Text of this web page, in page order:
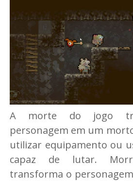
A morte do jogo
personagem em um
utilizar equipamento ou
capaz de lutar.
transforma o